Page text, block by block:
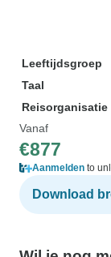
Leeftijdsgroep
Taal
Reisorganisatie
Vanaf
€877
Aanmelden to
Download